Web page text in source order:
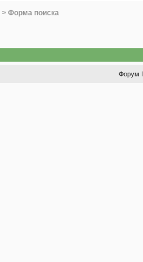
> Форма поиска
Форум